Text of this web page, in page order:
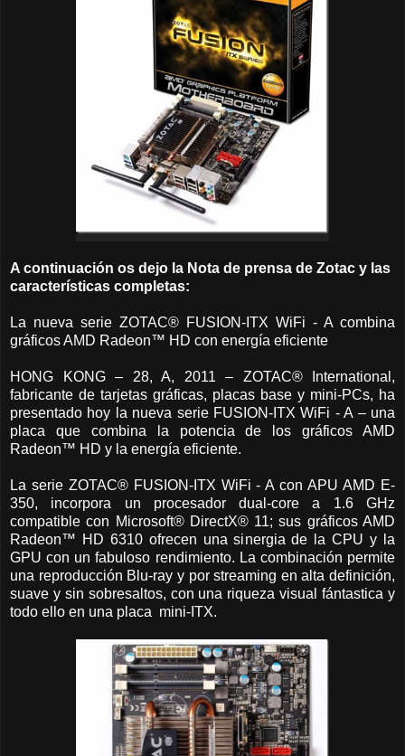
A continuación os dejo la Nota de prensa de Zotac y las
características completas:
La nueva serie ZOTAC® FUSION-ITX WiFi - A combina
gráficos AMD Radeon™ HD con energía eficiente
HONG KONG – 28, A, 2011 – ZOTAC® International,
fabricante de tarjetas gráficas, placas base y mini-PCs, ha
presentado hoy la nueva serie FUSION-ITX WiFi - A – una
placa que combina la potencia de los gráficos AMD
Radeon™ HD y la energía eficiente.
La serie ZOTAC® FUSION-ITX WiFi - A con APU AMD E-
350, incorpora un procesador dual-core a 1.6 GHz
compatible con Microsoft® DirectX® 11; sus gráficos AMD
Radeon™ HD 6310 ofrecen una sinergia de la CPU y la
GPU con un fabuloso rendimiento. La combinación permite
una reproducción Blu-ray y por streaming en alta definición,
suave y sin sobresaltos, con una riqueza visual fántastica y
todo ello en una placa mini-ITX.